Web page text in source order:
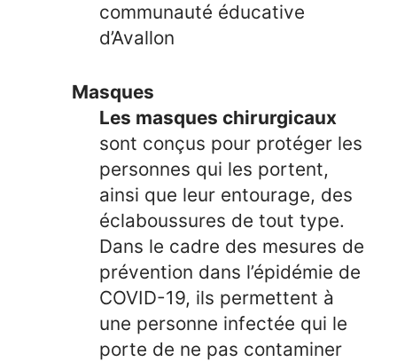
communauté éducative
d’Avallon
Masques
Les masques chirurgicaux
sont conçus pour protéger les
personnes qui les portent,
ainsi que leur entourage, des
éclaboussures de tout type.
Dans le cadre des mesures de
prévention dans l’épidémie de
COVID-19, ils permettent à
une personne infectée qui le
porte de ne pas contaminer